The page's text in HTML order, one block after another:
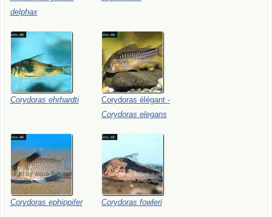
delphax
Corydoras ehrhardti Corydoras élégant -
Corydoras elegans
Corydoras ephippifer Corydoras fowleri